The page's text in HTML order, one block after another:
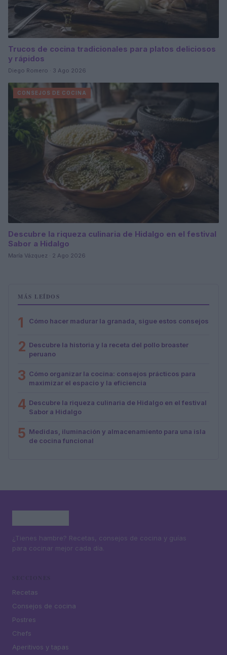
Trucos de cocina tradicionales para platos deliciosos
y rápidos
Diego Romero · 3 Ago 2026
CONSEJOS DE COCINA
Descubre la riqueza culinaria de Hidalgo en el festival
Sabor a Hidalgo
María Vázquez · 2 Ago 2026
MÁS LEÍDOS
1 Cómo hacer madurar la granada, sigue estos consejos
2 Descubre la historia y la receta del pollo broaster
peruano
3 Cómo organizar la cocina: consejos prácticos para
maximizar el espacio y la eficiencia
4 Descubre la riqueza culinaria de Hidalgo en el festival
Sabor a Hidalgo
5 Medidas, iluminación y almacenamiento para una isla
de cocina funcional
¿Tienes hambre? Recetas, consejos de cocina y guías
para cocinar mejor cada día.
Recetas
Consejos de cocina
Postres
Chefs
Aperitivos y tapas